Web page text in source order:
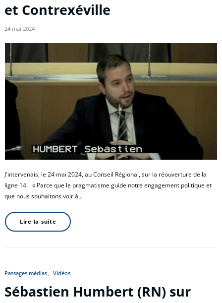
et Contrexéville
24 mai 2024
J'intervenais, le 24 mai 2024, au Conseil Régional, sur la réouverture de la
ligne 14. « Parce que le pragmatisme guide notre engagement politique et
que nous souhaitons voir à…
Lire la suite
Passages médias Vidéos
Sébastien Humbert (RN) sur